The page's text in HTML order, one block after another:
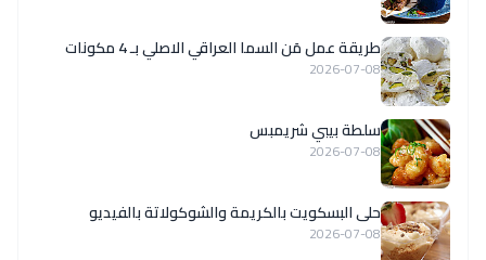
طريقة عمل مَن السما العراقي الاصلي بـ 4 مكونات
2026-07-08
سلطة بيبي شريمبس
2026-07-08
حلى البسكويت بالكريمة والشوكولاتة بالفيديو
2026-07-08